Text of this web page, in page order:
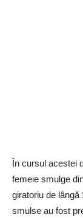
În cursul acestei
femeie smulge
giratoriu de lângă
smulse au fost